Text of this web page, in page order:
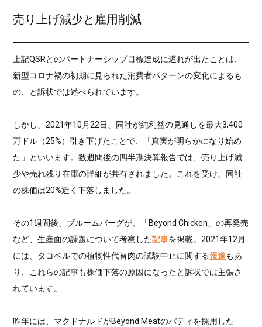
売り上げ減少と雇用削減
上記QSRとのパートナーシップ目標達成に遅れが出たことは、
新型コロナ禍の初期に見られた消費者パターンの変化によるも
の、と訴状では述べられています。
しかし、2021年10月22日、同社が純利益の見通しを最大3,400
万ドル（25%）引き下げたことで、「真実が明らかになり始め
た」といいます。数週間後の四半期決算報告では、売り上げ減
少や売れ残り在庫の詳細が共有されました。これを受け、同社
の株価は20%近く下落しました。
その1週間後、ブルームバーグが、「Beyond Chicken」の再発売
など、生産面の課題について考察した記事を掲載。2021年12月
には、タコベルでの植物性代替肉の試験中止に関する報道もあ
り、これらの記事も株価下落の原因になったと訴状では主張さ
れています。
昨年には、マクドナルドがBeyond Meatのパティを採用した